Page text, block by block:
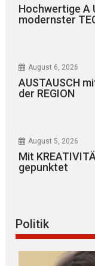
Hochwertige A
modernster
August 6, 2026
AUSTAUSCH
der REGION
August 5, 2026
Mit
gepunktet
Politik